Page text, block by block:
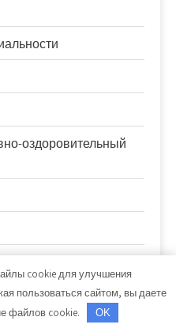
оздоровительный
cookie для улучшения
пользоваться сайтом, вы даете
файлов cookie.
OK